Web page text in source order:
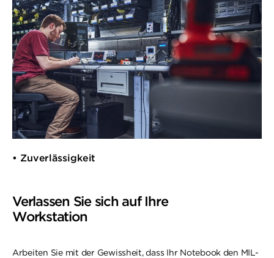
• Zuverlässigkeit
Verlassen Sie sich auf Ihre
Workstation
Arbeiten Sie mit der Gewissheit, dass Ihr Notebook den MIL-